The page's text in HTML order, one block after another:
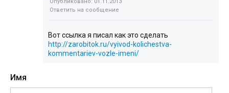
Ответить на сообщение
Вот ссылка я писал как это сделать
http://zarobitok.ru/vyivod-kolichestva-
kommentariev-vozle-imeni/
Имя